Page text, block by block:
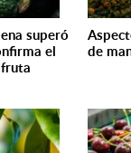
superó
el
de